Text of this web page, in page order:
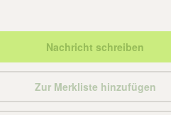
Nachricht schreiben
Zur Merkliste hinzufügen